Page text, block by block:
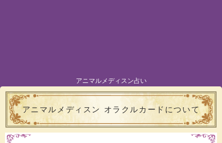
アニマルメディスン占い
アニマルメディスン オラクルカードについて